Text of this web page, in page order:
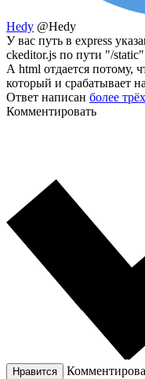
Hedy @Hedy
У вас путь в express
ckeditor.js по пути "/
А html отдается потому,
который и срабатывает
Ответ написан более
Комментировать
Нравится